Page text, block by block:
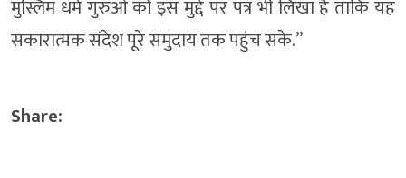
मुस्लिम धर्म गुरुओं को इस मुद्दे पर पत्र भी लिखा है ताकि यह
सकारात्मक संदेश पूरे समुदाय तक पहुंच सके.”
Share: